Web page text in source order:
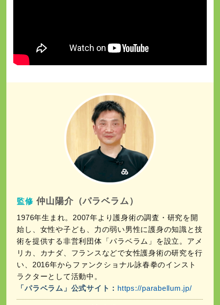
監修 仲山陽介（パラベラム）
1976年生まれ。2007年より護身術の調査・研究を開
始し、女性や子ども、力の弱い男性に護身の知識と技
術を提供する非営利団体「パラベラム」を設立。アメ
リカ、カナダ、フランスなどで女性護身術の研究を行
い、2016年からファンクショナル詠春拳のインスト
ラクターとして活動中。
「パラベラム」公式サイト： https://parabellum.jp/